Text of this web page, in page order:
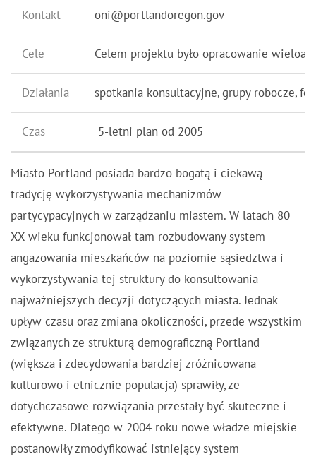
Kontakt oni@portlandoregon.gov
Cele Celem projektu było opracowanie
Działania spotkania konsultacyjne, grupy robocze,
Czas 5-letni plan od 2005
Miasto Portland posiada bardzo bogatą i ciekawą
tradycję wykorzystywania mechanizmów
partycypacyjnych w zarządzaniu miastem. W latach 80
XX wieku funkcjonował tam rozbudowany system
angażowania mieszkańców na poziomie sąsiedztwa i
wykorzystywania tej struktury do konsultowania
najważniejszych decyzji dotyczących miasta. Jednak
upływ czasu oraz zmiana okoliczności, przede wszystkim
związanych ze strukturą demograficzną Portland
(większa i zdecydowania bardziej zróżnicowana
kulturowo i etnicznie populacja) sprawiły, że
dotychczasowe rozwiązania przestały być skuteczne i
efektywne. Dlatego w 2004 roku nowe władze miejskie
postanowiły zmodyfikować istniejący system